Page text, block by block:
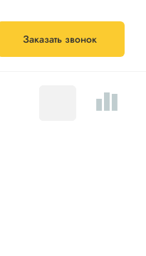
Заказать звонок